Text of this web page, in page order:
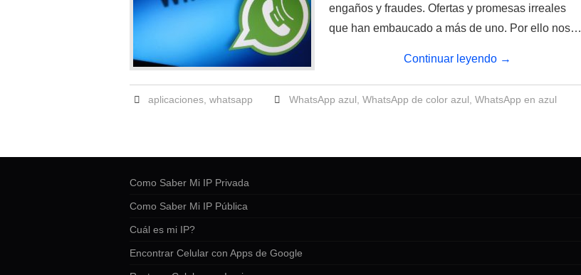
engaños y fraudes. Ofertas y promesas irreales
que han embaucado a más de uno. Por ello nos…
Continuar leyendo →
aplicaciones ,whatsapp WhatsApp azul WhatsApp de color azul WhatsApp en azul
Como Saber Mi IP Privada
Como Saber Mi IP Pública
Cuál es mi IP?
Encontrar Celular con Apps de Google